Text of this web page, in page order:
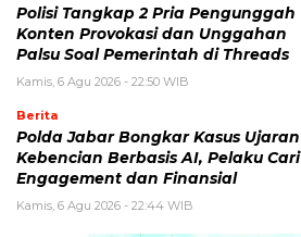
Polisi Tangkap 2 Pria Pengunggah
Konten Provokasi dan Unggahan
Palsu Soal Pemerintah di Threads
Kamis, 6 Agu 2026 - 22:50 WIB
Berita
Polda Jabar Bongkar Kasus Ujaran
Kebencian Berbasis AI, Pelaku Cari
Engagement dan Finansial
Kamis, 6 Agu 2026 - 22:44 WIB